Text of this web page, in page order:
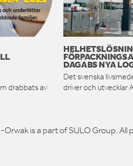
drabbats av
DAGABS NYA
Det svenska
driver och utvecklar
is a part of SULO Group.